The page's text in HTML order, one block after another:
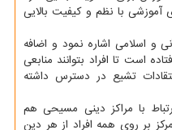
با نظم و کیفیت بالایی
و اسلامی اشاره نمود و اضافه
است تا افراد بتوانند منابعی
تشیع در دسترس داشته
با مراکز دینی مسیحی هم
بر روی همه افراد از هر دین